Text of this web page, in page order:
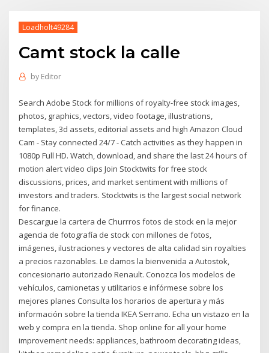
Loadholt49284
Camt stock la calle
by Editor
Search Adobe Stock for millions of royalty-free stock images,
photos, graphics, vectors, video footage, illustrations,
templates, 3d assets, editorial assets and high Amazon Cloud
Cam - Stay connected 24/7 - Catch activities as they happen in
1080p Full HD. Watch, download, and share the last 24 hours of
motion alert video clips Join Stocktwits for free stock
discussions, prices, and market sentiment with millions of
investors and traders. Stocktwits is the largest social network
for finance.
Descargue la cartera de Churrros fotos de stock en la mejor
agencia de fotografía de stock con millones de fotos,
imágenes, ilustraciones y vectores de alta calidad sin royalties
a precios razonables. Le damos la bienvenida a Autostok,
concesionario autorizado Renault. Conozca los modelos de
vehículos, camionetas y utilitarios e infórmese sobre los
mejores planes Consulta los horarios de apertura y más
información sobre la tienda IKEA Serrano. Echa un vistazo en la
web y compra en la tienda. Shop online for all your home
improvement needs: appliances, bathroom decorating ideas,